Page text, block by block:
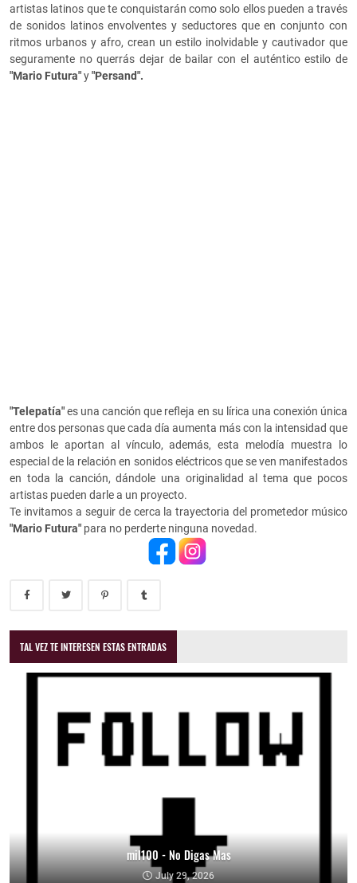
artistas latinos que te conquistarán como solo ellos pueden a través
de sonidos latinos envolventes y seductores que en conjunto con
ritmos urbanos y afro, crean un estilo inolvidable y cautivador que
seguramente no querrás dejar de bailar con el auténtico estilo de
"Mario Futura"y"Persand".
"Telepatía"es una canción que refleja en su lírica una conexión única
entre dos personas que cada día aumenta más con la intensidad que
ambos le aportan al vínculo, además, esta melodía muestra lo
especial de la relación en sonidos eléctricos que se ven manifestados
en toda la canción, dándole una originalidad al tema que pocos
artistas pueden darle a un proyecto.
Te invitamos a seguir de cerca la trayectoria del prometedor músico
"Mario Futura" para no perderte ninguna novedad.
TAL VEZ TE INTERESEN ESTAS ENTRADAS
mil100 - No Digas Mas
July 29, 2026